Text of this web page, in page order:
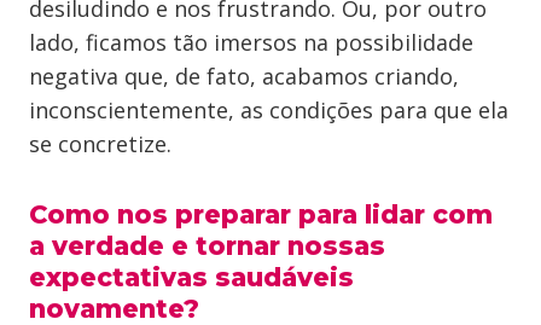
desiludindo e nos frustrando. Ou, por outro
lado, ficamos tão imersos na possibilidade
negativa que, de fato, acabamos criando,
inconscientemente, as condições para que ela
se concretize.
Como nos preparar para lidar com
a verdade e tornar nossas
expectativas saudáveis
novamente?